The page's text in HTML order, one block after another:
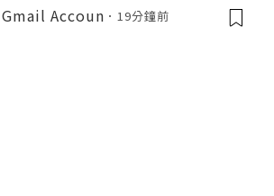
Accoun 19分鐘前